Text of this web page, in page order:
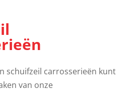
schuifzeil carrosserieën kunt
van onze